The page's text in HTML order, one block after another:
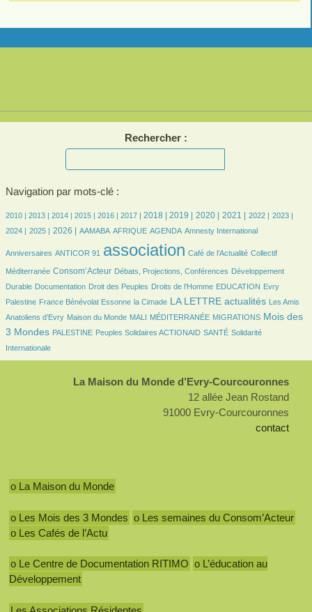
Rechercher :
Navigation par mots-clé :
7/2769
2010 |
7/27692013 |
207/2769 2014 |
390/2769 2015 |
470/2769 2016 |
521/2769 2017 |
731/2769 2018 |
744/2769 2019 |
709/2769 2020 |
698/2769 2021 |
558/2769 2022 |
537/2769 2023 |
535/2769
2024 |
505/2769
2025 |
730/2769 2026 |
84/2769 AAMABA
190/2769 AFRIQUE
535/2769 AGENDA
9/2769 Amnesty International
32/2769
Anniversaires ANTICOR 91 association Café de l’Actualité Collectif
Méditerranée
767/2769 Consom’Acteur
154/2769 Débats, Projections, Conférences
172/2769
Développement
Durable
66/2769Documentation
31/2769 Droit des Peuples
169/2769 Droits de l’Homme
41/2769 EDUCATION
7/2769
Evry
Palestine
133/2769France Bénévolat Essonne
32/2769 la Cimade
951/2769 LA LETTRE actualités
32/2769
Les Amis
Anatoliens d’Evry
91/2769 Maison du Monde
25/2769 MALI
9/2769 MÉDITERRANÉE
154/2769 MIGRATIONS
1126/2769
Mois des
3 Mondes
97/2769 PALESTINE
110/2769 Peuples Solidaires ACTIONAID
115/2769 SANTÉ
264/2769
Solidarité
Internationale
La Maison du Monde d’Evry-Courcouronnes
12 allée Jean Rostand
91000 Evry-Courcouronnes
contact
o La Maison du Monde
o Les Mois des 3 Mondes o Les semaines du Consom’Acteur
o Les Cafés de l’Actu
o Le Centre de Documentation RITIMO o L’éducation au
Développement